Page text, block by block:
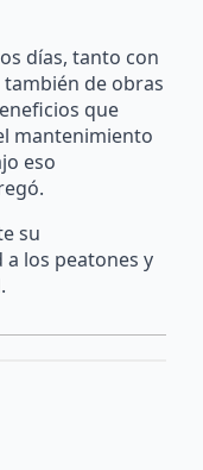
días, tanto con
de obras
que
mantenimiento
eso
su
los peatones y